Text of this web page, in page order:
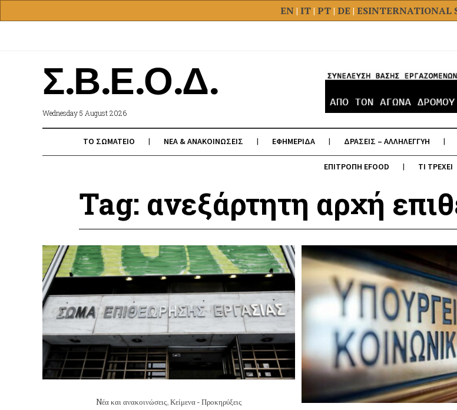
INTERNATIONAL
EN| IT| PT| DE | ES
Σ.Β.Ε.Ο.Δ.
Wednesday 5 August 2026
ΤΟ ΣΩΜΑΤΕΙΟ ΝΕΑ & ΑΝΑΚΟΙΝΩΣΕΙΣ ΕΦΗΜΕΡΙΔΑ ΔΡΑΣΕΙΣ – ΑΛΛΗΛΕΓΓΥΗ
ΕΠΙΤΡΟΠΗ EFOOD ΤΙ ΤΡΕΧΕΙ
Tag: ανεξάρτητη αρχή
Nέα και ανακοινώσεις,Κείμενα - Προκηρύξεις